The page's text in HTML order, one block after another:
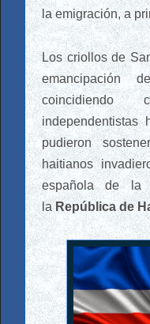
la emigración, a
Los criollos de
emancipación
coincidiendo
independentistas
pudieron
haitianos
española de
laRepública de